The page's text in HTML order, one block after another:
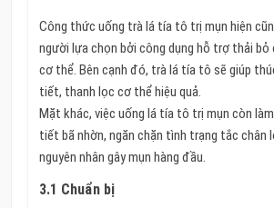
Công thức uống trà lá tía tô trị mụn hiện
người lựa chọn bởi công dụng hỗ trợ thải
cơ thể. Bên cạnh đó, trà lá tía tô sẽ giúp
tiết, thanh lọc cơ thể hiệu quả.
Mặt khác, việc uống lá tía tô trị mụn còn
tiết bã nhờn, ngăn chặn tình trạng tắc chân
nguyên nhân gây mụn hàng đầu.
3.1 Chuẩn bị